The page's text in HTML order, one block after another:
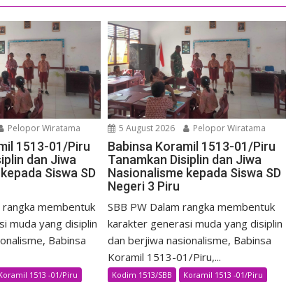
Pelopor Wiratama
1513-01/Piru
dan Jiwa
Siswa SD
rangka membentuk
muda yang disiplin
Babinsa
1513 -01/Piru
5 August 2026 Pelopor Wiratama
Babinsa Koramil 1513-01/Piru
Tanamkan Disiplin dan Jiwa
Nasionalisme kepada Siswa SD
Negeri 3 Piru
SBB PW Dalam rangka membentuk
karakter generasi muda yang disiplin
dan berjiwa nasionalisme, Babinsa
Koramil 1513-01/Piru,...
Kodim 1513/SBB
Koramil 1513 -01/Piru